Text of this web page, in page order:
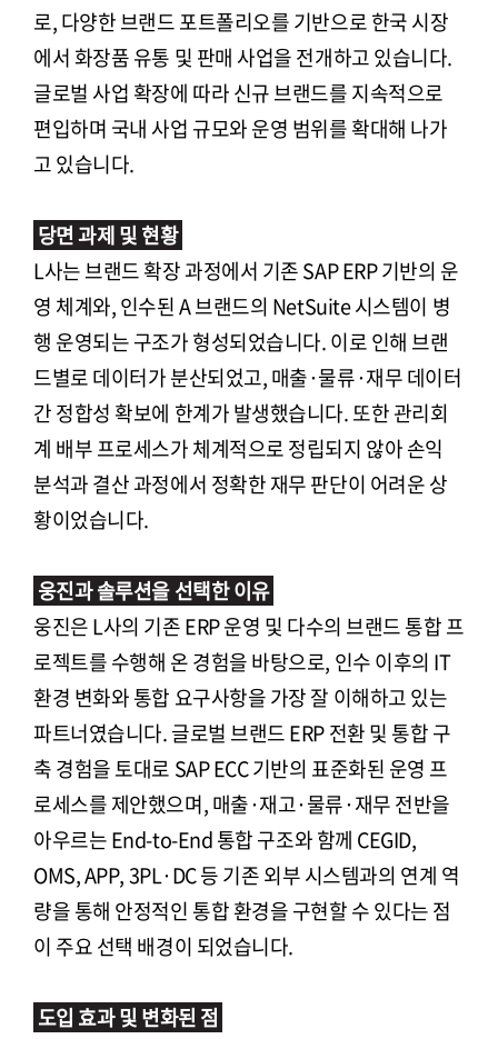
로, 다양한 브랜드 포트폴리오를 기반으로 한국 시장
에서 화장품 유통 및 판매 사업을 전개하고 있습니다.
글로벌 사업 확장에 따라 신규 브랜드를 지속적으로
편입하며 국내 사업 규모와 운영 범위를 확대해 나가
고 있습니다.
당면 과제 및 현황
L사는 브랜드 확장 과정에서 기존 SAP ERP 기반의 운
영 체계와, 인수된 A 브랜드의 NetSuite 시스템이 병
행 운영되는 구조가 형성되었습니다. 이로 인해 브랜
드별로 데이터가 분산되었고, 매출·물류·재무 데이터
간 정합성 확보에 한계가 발생했습니다. 또한 관리회
계 배부 프로세스가 체계적으로 정립되지 않아 손익
분석과 결산 과정에서 정확한 재무 판단이 어려운 상
황이었습니다.
웅진과 솔루션을 선택한 이유
웅진은 L사의 기존 ERP 운영 및 다수의 브랜드 통합 프
로젝트를 수행해 온 경험을 바탕으로, 인수 이후의 IT
환경 변화와 통합 요구사항을 가장 잘 이해하고 있는
파트너였습니다. 글로벌 브랜드 ERP 전환 및 통합 구
축 경험을 토대로 SAP ECC 기반의 표준화된 운영 프
로세스를 제안했으며, 매출·재고·물류·재무 전반을
아우르는 End-to-End 통합 구조와 함께 CEGID,
OMS, APP, 3PL·DC 등 기존 외부 시스템과의 연계 역
량을 통해 안정적인 통합 환경을 구현할 수 있다는 점
이 주요 선택 배경이 되었습니다.
도입 효과 및 변화된 점